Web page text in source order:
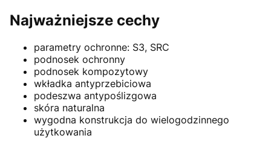
Najważniejsze cechy
parametry ochronne: S3, SRC
podnosek ochronny
podnosek kompozytowy
wkładka antyprzebiciowa
podeszwa antypoślizgowa
skóra naturalna
wygodna konstrukcja do wielogodzinnego
użytkowania